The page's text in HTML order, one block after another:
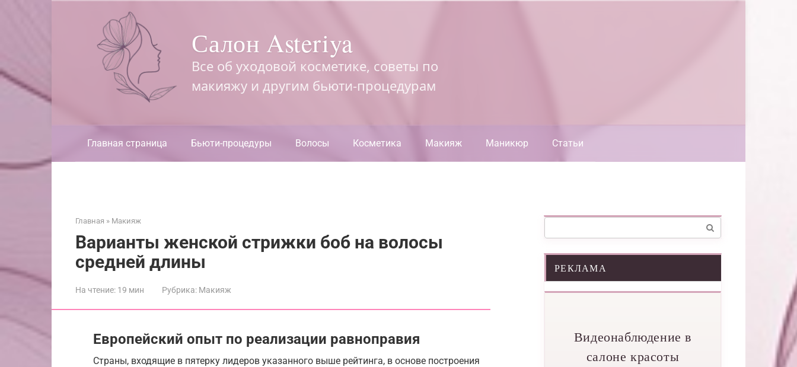
Салон Asteriya
Все об уходовой косметике, советы по
макияжу и другим бьюти-процедурам
Главная страница Бьюти-процедуры Волосы Косметика Макияж Маникюр Статьи
Главная » Макияж
Варианты женской стрижки боб на волосы
средней длины
На чтение: 19 мин Рубрика: Макияж
Европейский опыт по реализации равноправия
Страны, входящие в пятерку лидеров указанного выше рейтинга, в основе построения
РЕКЛАМА
Видеонаблюдение в
салоне красоты